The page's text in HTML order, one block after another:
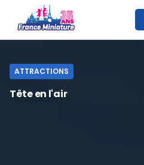
ATTRACTIONS
Tête en l'air